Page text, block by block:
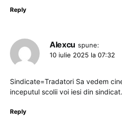
Reply
Alexcu spune:
10 iulie 2025 la 07:32
Sindicate=Tradatori Sa vedem
inceputul scolii voi iesi din
Reply